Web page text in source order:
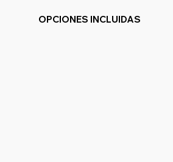
OPCIONES INCLUIDAS